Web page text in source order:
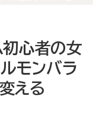
初心者の女
モンバラ
える